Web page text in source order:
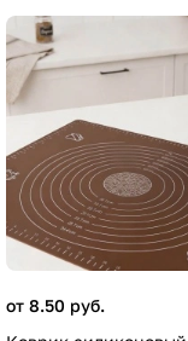
от 8.50 руб.